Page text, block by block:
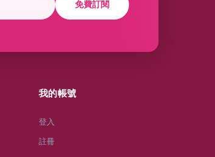
免費訂閱
我的帳號
登入
註冊